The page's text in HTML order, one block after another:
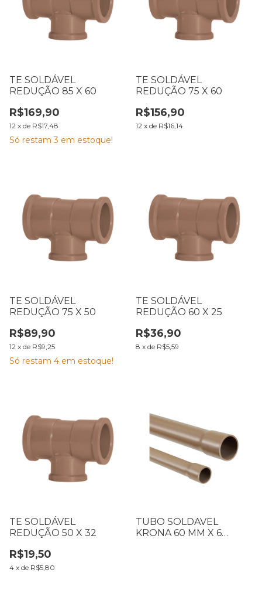
TE SOLDÁVEL
REDUÇÃO 85 X 60
R$169,90
12 x de R$17,48
Só restam3 em estoque!
TE SOLDÁVEL
REDUÇÃO 75 X 60
R$156,90
12 x de R$16,14
TE SOLDÁVEL
REDUÇÃO 75 X 50
R$89,90
12 x de R$9,25
Só restam 4 em estoque!
TE SOLDÁVEL
REDUÇÃO 60 X 25
R$36,90
8 x de R$5,59
TE SOLDÁVEL
REDUÇÃO 50 X 32
R$19,50
4 x de R$5,80
TUBO SOLDAVEL
KRONA 60 MM X 6